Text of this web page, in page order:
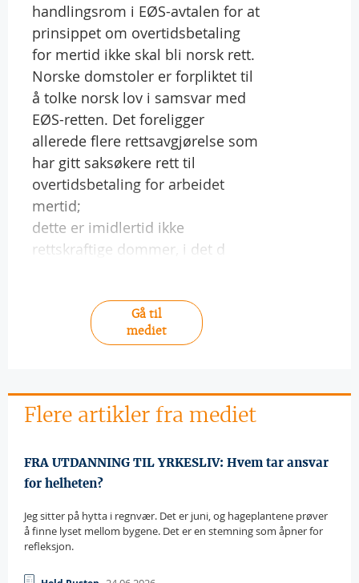
handlingsrom i EØS-avtalen for at
prinsippet om overtidsbetaling
for mertid ikke skal bli norsk rett.
Norske domstoler er forpliktet til
å tolke norsk lov i samsvar med
EØS-retten. Det foreligger
allerede flere rettsavgjørelse som
har gitt saksøkere rett til
overtidsbetaling for arbeidet
mertid;
dette er imidlertid ikke
rettskraftige dommer, i det d
Gå til
mediet
Flere artikler fra mediet
FRA UTDANNING TIL YRKESLIV: Hvem tar ansvar
for helheten?
Jeg sitter på hytta i regnvær. Det er juni, og hageplantene prøver
å finne lyset mellom bygene. Det er en stemning som åpner for
refleksjon.